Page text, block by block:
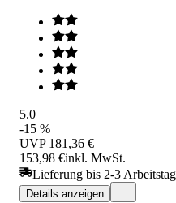
5.0
-15 %
UVP 181,36 €
153,98 €inkl. MwSt.
Lieferung bis 2-3
Details anzeigen